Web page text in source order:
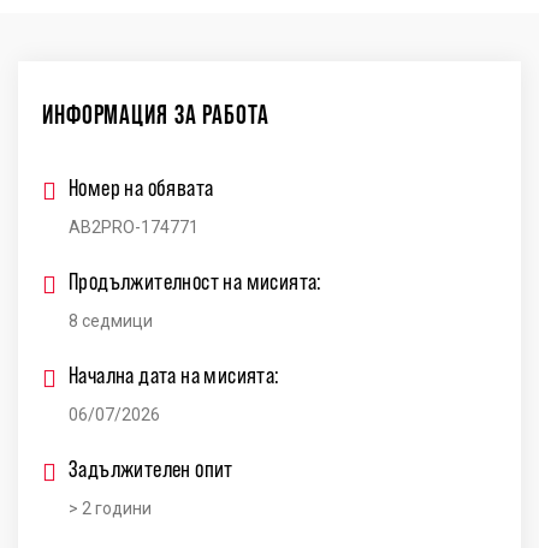
ИНФОРМАЦИЯ ЗА РАБОТА
Номер на обявата
AB2PRO-174771
Продължителност на мисията:
8 седмици
Начална дата на мисията:
06/07/2026
Задължителен опит
> 2 години